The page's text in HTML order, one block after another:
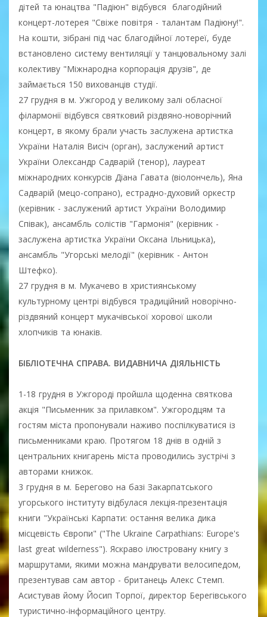
дітей та юнацтва "Падіюн" відбувся благодійний
концерт-лотерея "Свіже повітря - талантам Падіюну!".
На кошти, зібрані під час благодійної лотереї, буде
встановлено систему вентиляції у танцювальному залі
колективу "Міжнародна корпорація друзів", де
займається 150 вихованців студії.
27 грудня в м. Ужгород у великому залі обласної
філармонії відбувся святковий різдвяно-новорічний
концерт, в якому брали участь заслужена артистка
України Наталія Висіч (орган), заслужений артист
України Олександр Садварій (тенор), лауреат
міжнародних конкурсів Діана Гавата (віолончель), Яна
Садварій (мецо-сопрано), естрадно-духовий оркестр
(керівник - заслужений артист України Володимир
Співак), ансамбль солістів "Гармонія" (керівник -
заслужена артистка України Оксана Ільницька),
ансамбль "Угорські мелодії" (керівник - Антон
Штефко).
27 грудня в м. Мукачево в християнському
культурному центрі відбувся традиційний новорічно-
різдвяний концерт мукачівської хорової школи
хлопчиків та юнаків.
БІБЛІОТЕЧНА СПРАВА. ВИДАВНИЧА ДІЯЛЬНІСТЬ
1-18 грудня в Ужгороді пройшла щоденна святкова
акція "Письменник за прилавком". Ужгородцям та
гостям міста пропонували наживо поспілкуватися із
письменниками краю. Протягом 18 днів в одній з
центральних книгарень міста проводились зустрічі з
авторами книжок.
3 грудня в м. Берегово на базі Закарпатського
угорського інституту відбулася лекція-презентація
книги "Українські Карпати: остання велика дика
місцевість Європи" ("The Ukraine Carpathians: Europe's
last great wilderness"). Яскраво ілюстровану книгу з
маршрутами, якими можна мандрувати велосипедом,
презентував сам автор - британець Алекс Стемп.
Асистував йому Йосип Торпої, директор Берегівського
туристично-інформаційного центру.